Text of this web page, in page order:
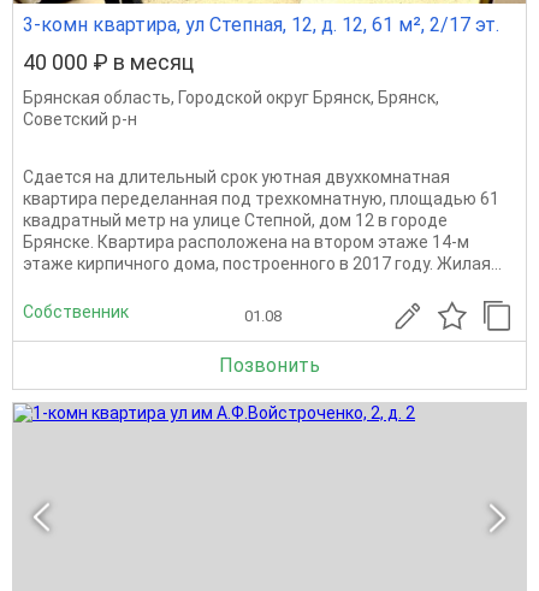
3-комн квартира, ул Степная, 12, д. 12, 61 м², 2/17 эт.
40 000 ₽ в месяц
Брянская область, Городской округ Брянск, Брянск,
Советский р-н
Сдается на длительный срок уютная двухкомнатная
квартира переделанная под трехкомнатную, площадью 61
квадратный метр на улице Степной, дом 12 в городе
Брянске. Квартира расположена на втором этаже 14-м
этаже кирпичного дома, построенного в 2017 году. Жилая...
Собственник 01.08
Позвонить